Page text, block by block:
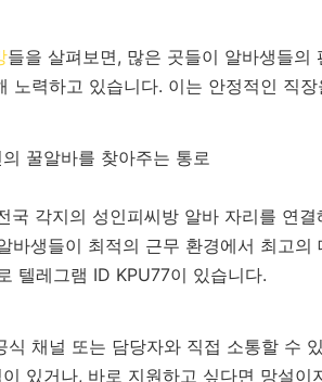
들을 살펴보면, 많은 곳들이 알바생들
노력하고 있습니다. 이는 안정적인 직
꿀알바를 찾아주는 통로
국 각지의 성인피씨방 알바 자리를 연
바생들이 최적의 근무 환경에서 최고
텔레그램 ID KPU77이 있습니다.
채널 또는 담당자와 직접 소통할 수
있거나, 바로 지원하고 싶다면 망설